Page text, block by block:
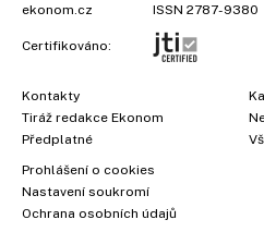
ekonom.cz
ISSN 2787-9380
Certifikováno:
Kontakty
Tiráž redakce Ekonom
Předplatné
Prohlášení o cookies
Nastavení soukromí
Ochrana osobních údajů